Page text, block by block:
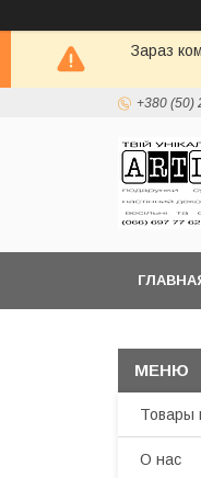
Зараз
+380 (50)
Товары
О нас